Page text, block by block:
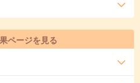
ページを見る